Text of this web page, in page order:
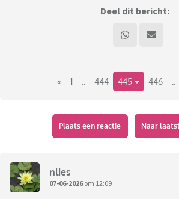
of waarom je ervoor gekozen hebt dit
https://www.viafora.nl/forum/media-en-
Deel dit bericht:
« 1 444 445 446
Plaats een reactie Naar
nlies
07-06-2026om 12:09